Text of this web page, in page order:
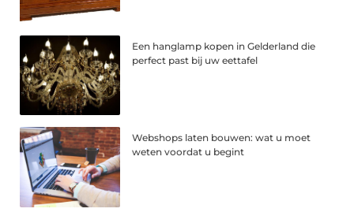
Een hanglamp kopen in Gelderland die
perfect past bij uw eettafel
Webshops laten bouwen: wat u moet
weten voordat u begint